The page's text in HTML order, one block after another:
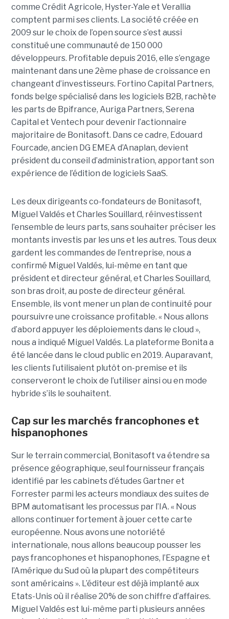
comme Crédit Agricole, Hyster-Yale et Verallia
comptent parmi ses clients. La société créée en
2009 sur le choix de l’open source s’est aussi
constitué une communauté de 150 000
développeurs. Profitable depuis 2016, elle s’engage
maintenant dans une 2ème phase de croissance en
changeant d’investisseurs. Fortino Capital Partners,
fonds belge spécialisé dans les logiciels B2B, rachète
les parts de Bpifrance, Auriga Partners, Serena
Capital et Ventech pour devenir l’actionnaire
majoritaire de Bonitasoft. Dans ce cadre, Edouard
Fourcade, ancien DG EMEA d’Anaplan, devient
président du conseil d’administration, apportant son
expérience de l’édition de logiciels SaaS.
Les deux dirigeants co-fondateurs de Bonitasoft,
Miguel Valdés et Charles Souillard, réinvestissent
l’ensemble de leurs parts, sans souhaiter préciser les
montants investis par les uns et les autres. Tous deux
gardent les commandes de l’entreprise, nous a
confirmé Miguel Valdés, lui-même en tant que
président et directeur général, et Charles Souillard,
son bras droit, au poste de directeur général.
Ensemble, ils vont mener un plan de continuité pour
poursuivre une croissance profitable. « Nous allons
d’abord appuyer les déploiements dans le cloud »,
nous a indiqué Miguel Valdés. La plateforme Bonita a
été lancée dans le cloud public en 2019. Auparavant,
les clients l’utilisaient plutôt on-premise et ils
conserveront le choix de l’utiliser ainsi ou en mode
hybride s’ils le souhaitent.
Cap sur les marchés francophones et
hispanophones
Sur le terrain commercial, Bonitasoft va étendre sa
présence géographique, seul fournisseur français
identifié par les cabinets d’études Gartner et
Forrester parmi les acteurs mondiaux des suites de
BPM automatisant les processus par l’IA. « Nous
allons continuer fortement à jouer cette carte
européenne. Nous avons une notoriété
internationale, nous allons beaucoup pousser les
pays francophones et hispanophones, l’Espagne et
l’Amérique du Sud où la plupart des compétiteurs
sont américains ». L’éditeur est déjà implanté aux
Etats-Unis où il réalise 20% de son chiffre d’affaires.
Miguel Valdés est lui-même parti plusieurs années